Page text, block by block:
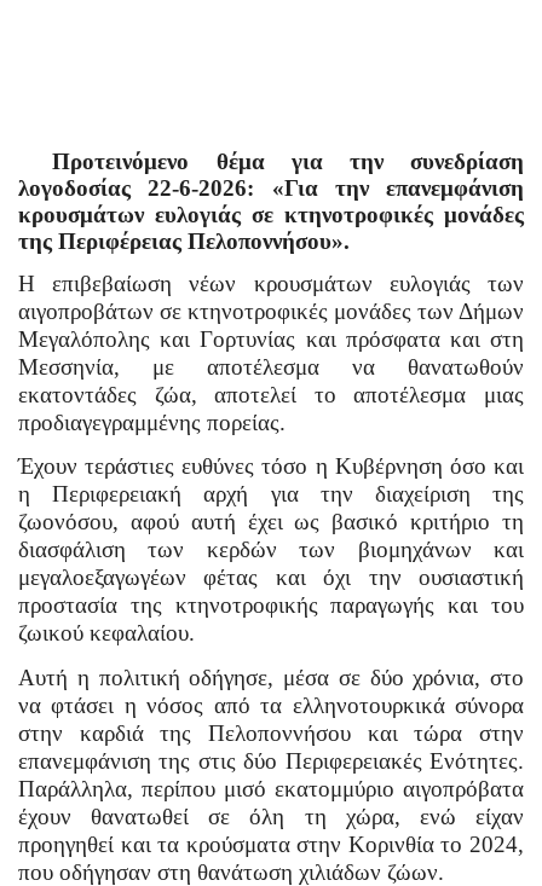
Προτεινόμενο θέμα για την συνεδρίαση
λογοδοσίας 22-6-2026: «Για την επανεμφάνιση
κρουσμάτων ευλογιάς σε κτηνοτροφικές μονάδες
της Περιφέρειας Πελοποννήσου».
Η επιβεβαίωση νέων κρουσμάτων ευλογιάς των
αιγοπροβάτων σε κτηνοτροφικές μονάδες των Δήμων
Μεγαλόπολης και Γορτυνίας και πρόσφατα και στη
Μεσσηνία, με αποτέλεσμα να θανατωθούν
εκατοντάδες ζώα, αποτελεί το αποτέλεσμα μιας
προδιαγεγραμμένης πορείας.
Έχουν τεράστιες ευθύνες τόσο η Κυβέρνηση όσο και
η Περιφερειακή αρχή για την διαχείριση της
ζωονόσου, αφού αυτή έχει ως βασικό κριτήριο τη
διασφάλιση των κερδών των βιομηχάνων και
μεγαλοεξαγωγέων φέτας και όχι την ουσιαστική
προστασία της κτηνοτροφικής παραγωγής και του
ζωικού κεφαλαίου.
Αυτή η πολιτική οδήγησε, μέσα σε δύο χρόνια, στο
να φτάσει η νόσος από τα ελληνοτουρκικά σύνορα
στην καρδιά της Πελοποννήσου και τώρα στην
επανεμφάνιση της στις δύο Περιφερειακές Ενότητες.
Παράλληλα, περίπου μισό εκατομμύριο αιγοπρόβατα
έχουν θανατωθεί σε όλη τη χώρα, ενώ είχαν
προηγηθεί και τα κρούσματα στην Κορινθία το 2024,
που οδήγησαν στη θανάτωση χιλιάδων ζώων.